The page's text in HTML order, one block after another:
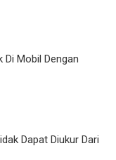
Di Mobil Dengan
Dapat Diukur Dari